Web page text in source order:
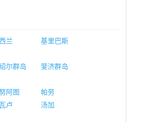
兰
基里巴斯
尔群岛
斐济群岛
阿图
帕劳
卢
汤加